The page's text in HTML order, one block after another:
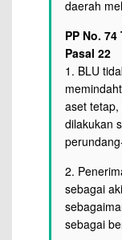
daerah
PP No.
Pasal 22
1. BLU
aset
dilakukan
2.
sebagai
sebagai